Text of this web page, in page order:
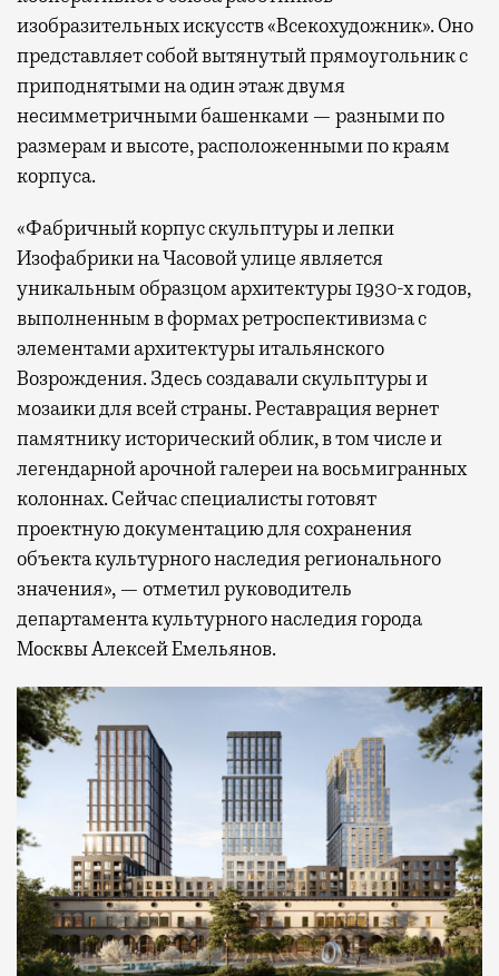
изобразительных искусств «Всекохудожник». Оно
представляет собой вытянутый прямоугольник с
приподнятыми на один этаж двумя
несимметричными башенками — разными по
размерам и высоте, расположенными по краям
корпуса.
«Фабричный корпус скульптуры и лепки
Изофабрики на Часовой улице является
уникальным образцом архитектуры 1930-х годов,
выполненным в формах ретроспективизма с
элементами архитектуры итальянского
Возрождения. Здесь создавали скульптуры и
мозаики для всей страны. Реставрация вернет
памятнику исторический облик, в том числе и
легендарной арочной галереи на восьмигранных
колоннах. Сейчас специалисты готовят
проектную документацию для сохранения
объекта культурного наследия регионального
значения», — отметил руководитель
департамента культурного наследия города
Москвы Алексей Емельянов.